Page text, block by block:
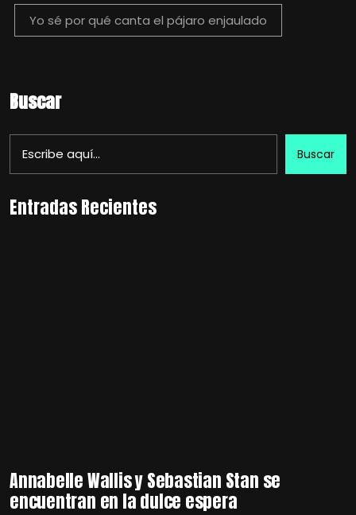
Yo sé por qué canta el pájaro enjaulado
Buscar
Buscar
Entradas Recientes
Annabelle Wallis y Sebastian Stan se
encuentran en la dulce espera